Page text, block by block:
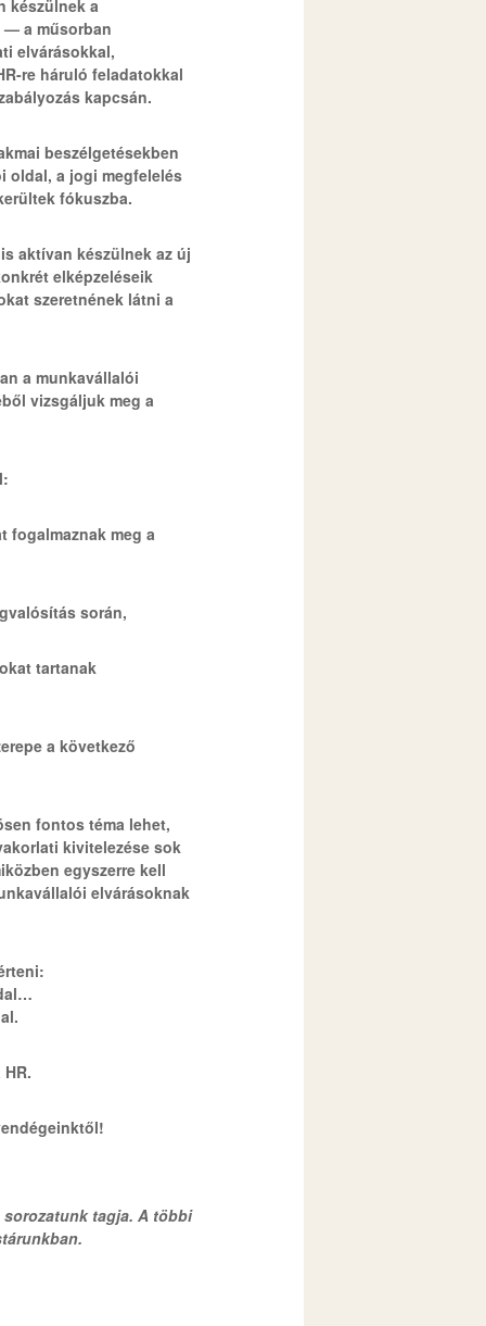
készülnek a
— a műsorban
elvárásokkal,
re háruló feladatokkal
kapcsán.
beszélgetésekben
oldal, a jogi megfelelés
fókuszba.
aktívan készülnek az új
elképzeléseik
szeretnének látni a
a munkavállalói
vizsgáljuk meg a
fogalmaznak meg a
során,
tartanak
a következő
fontos téma lehet,
kivitelezése sok
egyszerre kell
elvárásoknak
sorozatunk tagja. A többi